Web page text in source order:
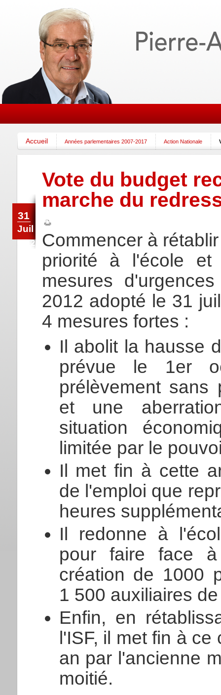
Accueil Années parlementaires 2007-2017 Action Nationale
Vote du budget
marche du
31
Juil
2012
Commencer à
priorité à l'école
mesures
2012 adopté le 31
4 mesures fortes :
Il abolit la hausse
prévue le 1er
prélèvement sans
et une
situation
limitée par le
Il met fin à cette
de l'emploi que
heures
Il redonne à
pour faire face
création de 1000
1 500 auxiliaires
Enfin, en
l'ISF, il met fin à
an par l'ancienne
moitié.